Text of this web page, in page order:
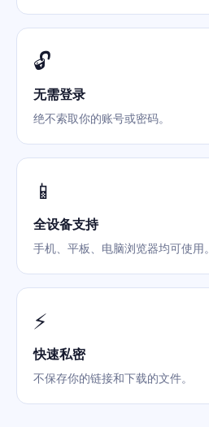
🔓
无需登录
绝不索取你的账号或密码。
📱
全设备支持
手机、平板、电脑浏览器均可使用。
⚡
快速私密
不保存你的链接和下载的文件。